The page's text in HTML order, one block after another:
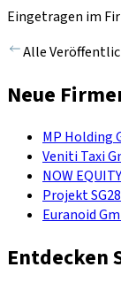
Eingetragen im
Alle
Neue
MP Holding
Veniti Taxi
NOW
Projekt
Euranoid
Entdecken